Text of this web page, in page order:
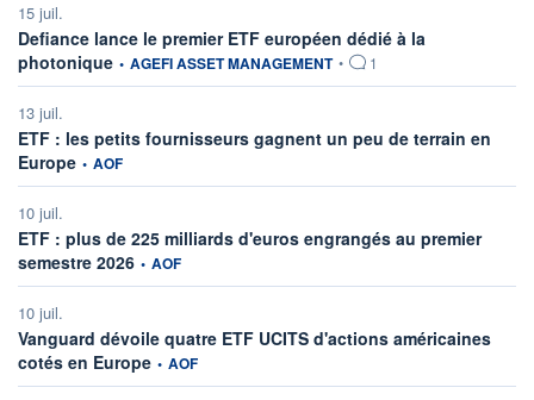
15 juil.
Defiance lance le premier ETF européen dédié à la
photonique information fournie par
• AGEFI ASSET MANAGEMENT • 1
13 juil.
ETF : les petits fournisseurs gagnent un peu de terrain en
Europe information fournie par
• AOF
10 juil.
ETF : plus de 225 milliards d'euros engrangés au premier
semestre 2026 information fournie par
• AOF
10 juil.
Vanguard dévoile quatre ETF UCITS d'actions américaines
cotés en Europe information fournie par
• AOF